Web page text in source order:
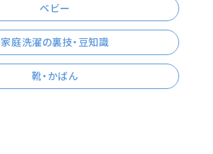
ベビー
家庭洗濯の裏技・豆知識
靴・かばん